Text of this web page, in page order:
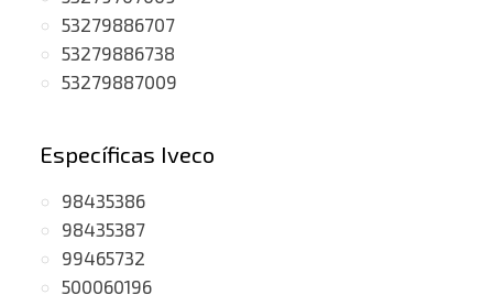
53279886707
53279886738
53279887009
Específicas Iveco
98435386
98435387
99465732
500060196